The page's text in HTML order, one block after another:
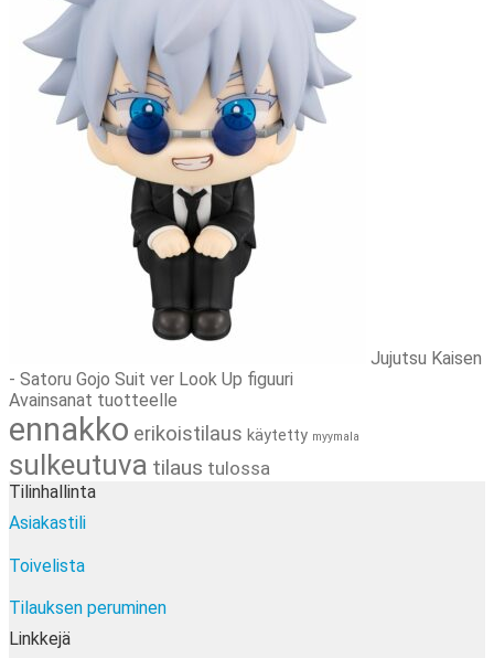
Jujutsu Kaisen
- Satoru Gojo Suit ver Look Up figuuri
Avainsanat tuotteelle
ennakko erikoistilaus käytetty myymala
sulkeutuva tilaus tulossa
Tilinhallinta
Asiakastili
Toivelista
Tilauksen peruminen
Linkkejä